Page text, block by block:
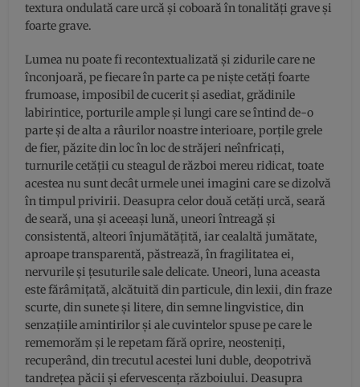
textura ondulată care urcă și coboară în tonalități grave și
foarte grave.
Lumea nu poate fi recontextualizată și zidurile care ne
înconjoară, pe fiecare în parte ca pe niște cetăți foarte
frumoase, imposibil de cucerit și asediat, grădinile
labirintice, porturile ample și lungi care se întind de-o
parte și de alta a râurilor noastre interioare, porțile grele
de fier, păzite din loc în loc de străjeri neînfricați,
turnurile cetății cu steagul de război mereu ridicat, toate
acestea nu sunt decât urmele unei imagini care se dizolvă
în timpul privirii. Deasupra celor două cetăți urcă, seară
de seară, una și aceeași lună, uneori întreagă și
consistentă, alteori înjumătățită, iar cealaltă jumătate,
aproape transparentă, păstrează, în fragilitatea ei,
nervurile și țesuturile sale delicate. Uneori, luna aceasta
este fărâmițată, alcătuită din particule, din lexii, din fraze
scurte, din sunete și litere, din semne lingvistice, din
senzațiile amintirilor și ale cuvintelor spuse pe care le
rememorăm și le repetam fără oprire, neosteniți,
recuperând, din trecutul acestei luni duble, deopotrivă
tandrețea păcii și efervescența războiului. Deasupra